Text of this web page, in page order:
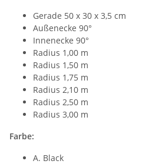
Gerade 50 x 30 x 3,5 cm
Außenecke 90°
Innenecke 90°
Radius 1,00 m
Radius 1,50 m
Radius 1,75 m
Radius 2,10 m
Radius 2,50 m
Radius 3,00 m
Farbe:
A. Black